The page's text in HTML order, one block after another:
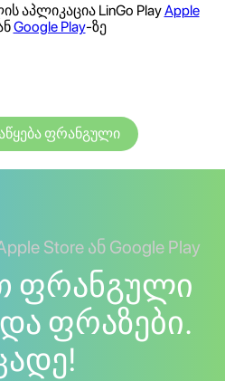
აპლიკაცია LinGo PlayApple
Google Play-ზე
ფრანგული
Store ან Google Play
ფრანგული
ფრაზები.